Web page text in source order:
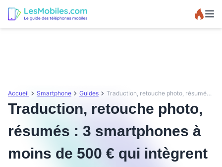
Accueil Smartphone Guides Traduction, retouche photo, résumés : 3 smartphones à moins de 500 € qui intègrent enfin la vraie IA de 2026
Traduction, retouche photo,
résumés : 3 smartphones à
moins de 500 € qui intègrent